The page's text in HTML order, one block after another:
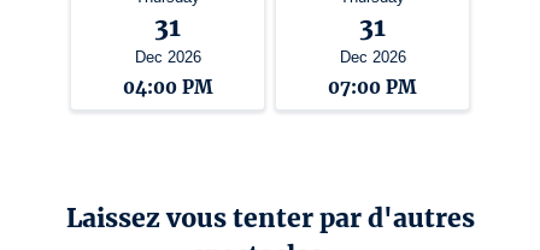
31
Dec 2026
04:00 PM
31
Dec 2026
07:00 PM
Laissez vous tenter par d'autres